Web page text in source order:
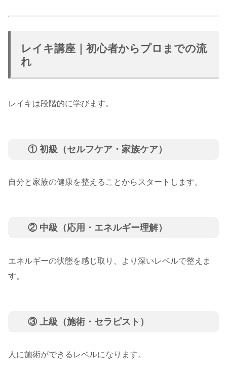
レイキ講座｜初心者からプロまでの流
れ
レイキは段階的に学びます。
① 初級（セルフケア・家族ケア）
自分と家族の健康を整えることからスタートします。
② 中級（応用・エネルギー理解）
エネルギーの状態を感じ取り、より深いレベルで整えま
す。
③ 上級（施術・セラピスト）
人に施術ができるレベルになります。